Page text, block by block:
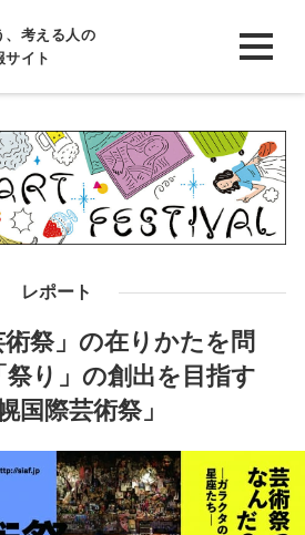
、考える人の
サイト
レポート
祭」の在りかたを問
祭り」の創出を目指す
国際芸術祭」